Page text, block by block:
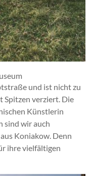
und ist nicht zu
Spitzen verziert. Die
Künstlerin
sind wir auch
Koniakow. Denn
ihre vielfältigen